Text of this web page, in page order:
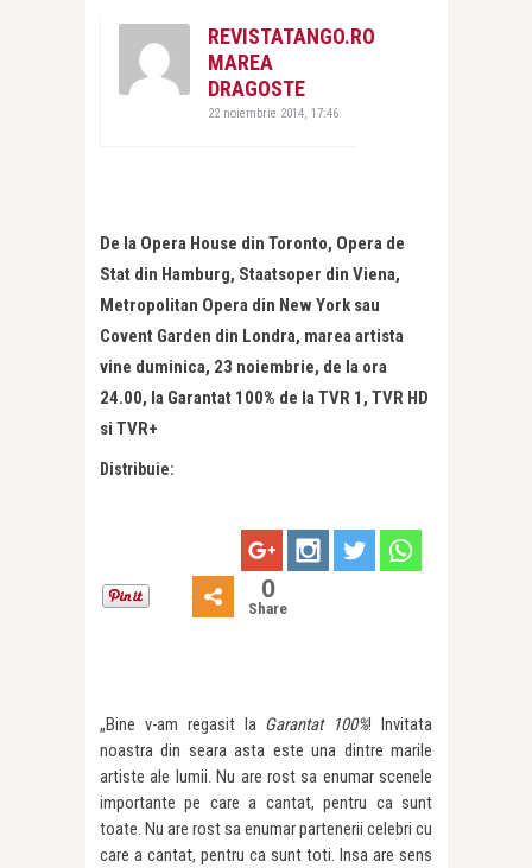
REVISTATANGO.RO
MAREA
DRAGOSTE
22 noiembrie 2014, 17:46
De la Opera House din Toronto, Opera de
Stat din Hamburg, Staatsoper din Viena,
Metropolitan Opera din New York sau
Covent Garden din Londra, marea artista
vine duminica, 23 noiembrie, de la ora
24.00, la Garantat 100% de la TVR 1, TVR HD
si TVR+
Distribuie:
0
Share
„Bine v-am regasit la Garantat 100%! Invitata
noastra din seara asta este una dintre marile
artiste ale lumii. Nu are rost sa enumar scenele
importante pe care a cantat, pentru ca sunt
toate. Nu are rost sa enumar partenerii celebri cu
care a cantat, pentru ca sunt toti. Insa are sens